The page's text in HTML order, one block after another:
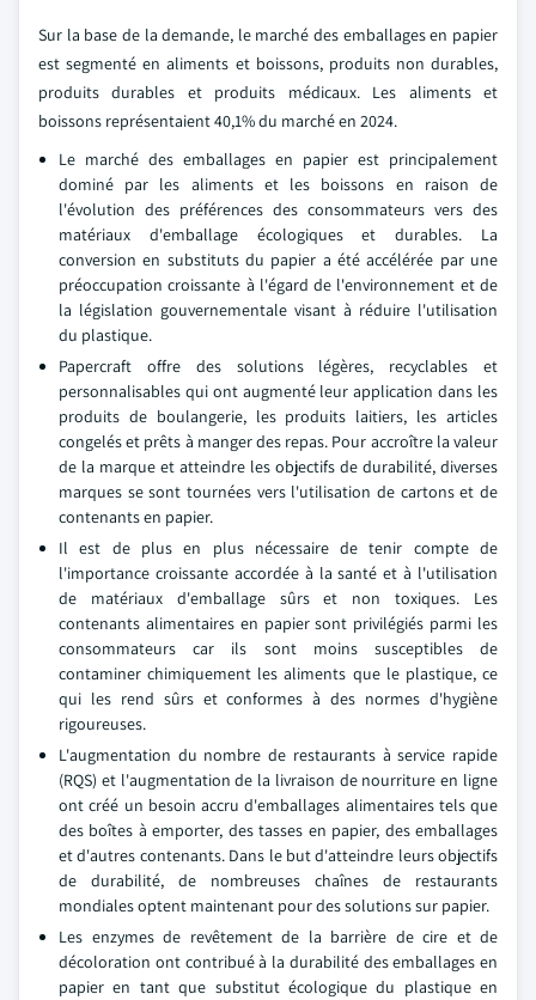
Sur la base de la demande, le marché des emballages en papier
est segmenté en aliments et boissons, produits non durables,
produits durables et produits médicaux. Les aliments et
boissons représentaient 40,1% du marché en 2024.
Le marché des emballages en papier est principalement
dominé par les aliments et les boissons en raison de
l'évolution des préférences des consommateurs vers des
matériaux d'emballage écologiques et durables. La
conversion en substituts du papier a été accélérée par une
préoccupation croissante à l'égard de l'environnement et de
la législation gouvernementale visant à réduire l'utilisation
du plastique.
Papercraft offre des solutions légères, recyclables et
personnalisables qui ont augmenté leur application dans les
produits de boulangerie, les produits laitiers, les articles
congelés et prêts à manger des repas. Pour accroître la valeur
de la marque et atteindre les objectifs de durabilité, diverses
marques se sont tournées vers l'utilisation de cartons et de
contenants en papier.
Il est de plus en plus nécessaire de tenir compte de
l'importance croissante accordée à la santé et à l'utilisation
de matériaux d'emballage sûrs et non toxiques. Les
contenants alimentaires en papier sont privilégiés parmi les
consommateurs car ils sont moins susceptibles de
contaminer chimiquement les aliments que le plastique, ce
qui les rend sûrs et conformes à des normes d'hygiène
rigoureuses.
L'augmentation du nombre de restaurants à service rapide
(RQS) et l'augmentation de la livraison de nourriture en ligne
ont créé un besoin accru d'emballages alimentaires tels que
des boîtes à emporter, des tasses en papier, des emballages
et d'autres contenants. Dans le but d'atteindre leurs objectifs
de durabilité, de nombreuses chaînes de restaurants
mondiales optent maintenant pour des solutions sur papier.
Les enzymes de revêtement de la barrière de cire et de
décoloration ont contribué à la durabilité des emballages en
papier en tant que substitut écologique du plastique en